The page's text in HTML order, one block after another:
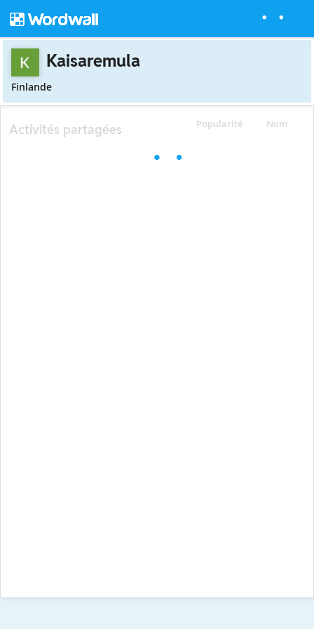
Kaisaremula
Finlande
Popularité Nom
Activités partagées